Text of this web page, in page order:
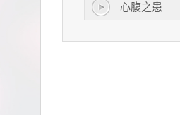
心腹之患